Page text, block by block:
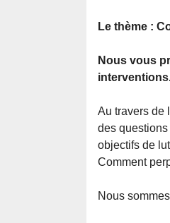
Le thème :
Nous vous
Au travers de
des
objectifs de
Comment
Nous